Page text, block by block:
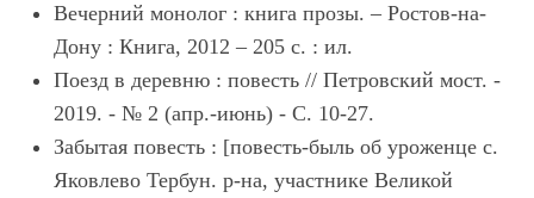
Вечерний монолог : книга прозы. – Ростов-на-
Дону : Книгa, 2012 – 205 с. : ил.
Поезд в деревню : повесть // Петровский мост. -
2019. - № 2 (апр.-июнь) - С. 10-27.
Забытая повесть : [повесть-быль об уроженце с.
Яковлево Тербун. р-на, участнике Великой